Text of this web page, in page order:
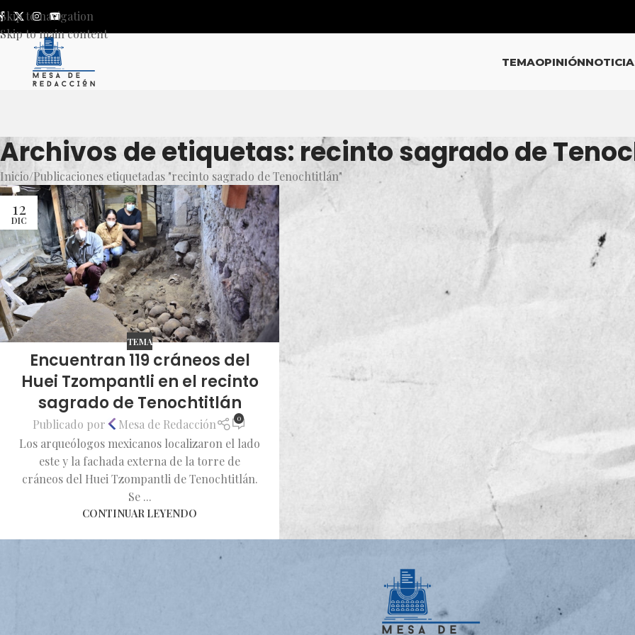
Skip to navigation
Skip to main content
TEMAOPINIÓN
Archivos de etiquetas: recinto sagrado de
Inicio Publicaciones etiquetadas "recinto sagrado de Tenochtitlán"
12
DIC
TEMA
Encuentran 119 cráneos del
Huei Tzompantli en el recinto
sagrado de Tenochtitlán
Publicado por Mesa de Redacción 0
Los arqueólogos mexicanos localizaron el lado
este y la fachada externa de la torre de
cráneos del Huei Tzompantli de Tenochtitlán.
Se ...
CONTINUAR LEYENDO